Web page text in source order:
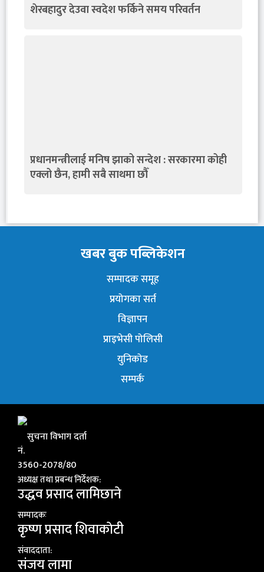
शेरबहादुर देउवा स्वदेश फर्किने समय परिवर्तन
प्रधानमन्त्रीलाई मनिष झाको सन्देश : सरकारमा कोही
एक्लो छैन, हामी सबै साथमा छौँ
खबर बुक पब्लिकेशन
सम्पादक समूह
प्रयोगका सर्त
विज्ञापन
प्राइभेसी पोलिसी
युनिकोड
सम्पर्क
सुचना विभाग दर्ता
नं.
3560-2078/80
अध्यक्ष तथा प्रबन्ध निर्देशक:
उद्धव प्रसाद लामिछाने
सम्पादकः
कृष्ण प्रसाद शिवाकाेटी
संवाददाता:
संजय लामा